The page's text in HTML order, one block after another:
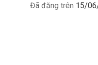
Đã đăng trên 15/